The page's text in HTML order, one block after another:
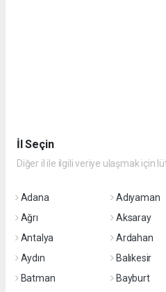
İl Seçin
Diğer il ile ilgili veriye ulaşmak için
Adana Adıyaman
Ağrı
Aksaray
Antalya
Ardahan
Aydın
Balıkesir
Batman
Bayburt